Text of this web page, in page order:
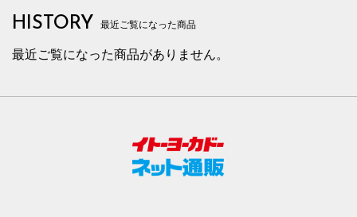
HISTORY 最近ご覧になった商品
最近ご覧になった商品がありません。